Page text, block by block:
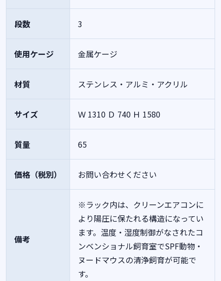
段数 3
使用ケージ 金属ケージ
材質 ステンレス・アルミ・アクリル
サイズ Ｗ 1310 Ｄ 740 Ｈ 1580
質量 65
価格（税別） お問い合わせください
備考
※ラック内は、クリーンエアコンに
より陽圧に保たれる構造になってい
ます。温度・湿度制御がなされたコ
ンベンショナル飼育室でSPF動物・
ヌードマウスの清浄飼育が可能で
す。